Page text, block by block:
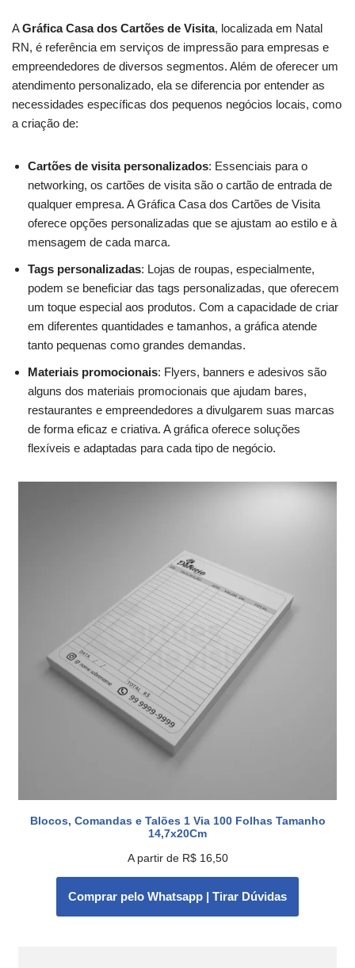
AGráfica Casa dos Cartões de Visita, localizada em Natal
RN, é referência em serviços de impressão para empresas e
empreendedores de diversos segmentos. Além de oferecer um
atendimento personalizado, ela se diferencia por entender as
necessidades específicas dos pequenos negócios locais, como
a criação de:
Cartões de visita personalizados: Essenciais para o
networking, os cartões de visita são o cartão de entrada de
qualquer empresa. A Gráfica Casa dos Cartões de Visita
oferece opções personalizadas que se ajustam ao estilo e à
mensagem de cada marca.
Tags personalizadas: Lojas de roupas, especialmente,
podem se beneficiar das tags personalizadas, que oferecem
um toque especial aos produtos. Com a capacidade de criar
em diferentes quantidades e tamanhos, a gráfica atende
tanto pequenas como grandes demandas.
Materiais promocionais: Flyers, banners e adesivos são
alguns dos materiais promocionais que ajudam bares,
restaurantes e empreendedores a divulgarem suas marcas
de forma eficaz e criativa. A gráfica oferece soluções
flexíveis e adaptadas para cada tipo de negócio.
Blocos, Comandas e Talões 1 Via 100 Folhas Tamanho
14,7x20Cm
A partir de R$16,50
Comprar pelo Whatsapp | Tirar Dúvidas